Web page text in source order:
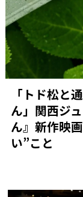
「トド松と
ん」関西ジ
ん』新作映
い”こと